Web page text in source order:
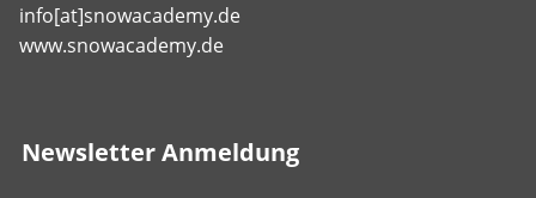
info[at]snowacademy.de
www.snowacademy.de
Newsletter Anmeldung